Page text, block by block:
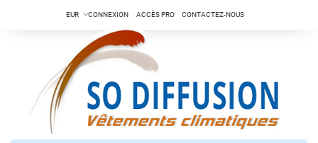
EUR CONNEXION ACCÈS PRO CONTACTEZ-NOUS